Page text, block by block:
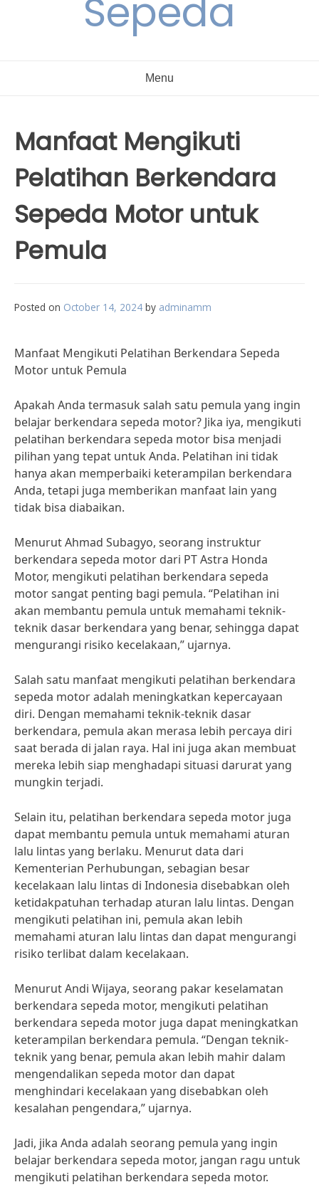
Sepeda
Menu
Manfaat Mengikuti
Pelatihan Berkendara
Sepeda Motor untuk
Pemula
Posted on October 14, 2024 by adminamm
Manfaat Mengikuti Pelatihan Berkendara Sepeda
Motor untuk Pemula
Apakah Anda termasuk salah satu pemula yang ingin
belajar berkendara sepeda motor? Jika iya, mengikuti
pelatihan berkendara sepeda motor bisa menjadi
pilihan yang tepat untuk Anda. Pelatihan ini tidak
hanya akan memperbaiki keterampilan berkendara
Anda, tetapi juga memberikan manfaat lain yang
tidak bisa diabaikan.
Menurut Ahmad Subagyo, seorang instruktur
berkendara sepeda motor dari PT Astra Honda
Motor, mengikuti pelatihan berkendara sepeda
motor sangat penting bagi pemula. “Pelatihan ini
akan membantu pemula untuk memahami teknik-
teknik dasar berkendara yang benar, sehingga dapat
mengurangi risiko kecelakaan,” ujarnya.
Salah satu manfaat mengikuti pelatihan berkendara
sepeda motor adalah meningkatkan kepercayaan
diri. Dengan memahami teknik-teknik dasar
berkendara, pemula akan merasa lebih percaya diri
saat berada di jalan raya. Hal ini juga akan membuat
mereka lebih siap menghadapi situasi darurat yang
mungkin terjadi.
Selain itu, pelatihan berkendara sepeda motor juga
dapat membantu pemula untuk memahami aturan
lalu lintas yang berlaku. Menurut data dari
Kementerian Perhubungan, sebagian besar
kecelakaan lalu lintas di Indonesia disebabkan oleh
ketidakpatuhan terhadap aturan lalu lintas. Dengan
mengikuti pelatihan ini, pemula akan lebih
memahami aturan lalu lintas dan dapat mengurangi
risiko terlibat dalam kecelakaan.
Menurut Andi Wijaya, seorang pakar keselamatan
berkendara sepeda motor, mengikuti pelatihan
berkendara sepeda motor juga dapat meningkatkan
keterampilan berkendara pemula. “Dengan teknik-
teknik yang benar, pemula akan lebih mahir dalam
mengendalikan sepeda motor dan dapat
menghindari kecelakaan yang disebabkan oleh
kesalahan pengendara,” ujarnya.
Jadi, jika Anda adalah seorang pemula yang ingin
belajar berkendara sepeda motor, jangan ragu untuk
mengikuti pelatihan berkendara sepeda motor.